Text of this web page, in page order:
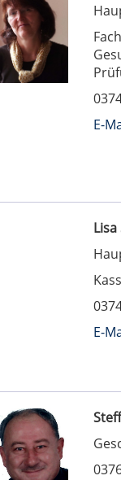
E-
E-